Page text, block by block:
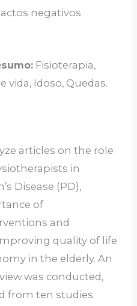
negativos
Fisioterapia,
vida, Idoso, Quedas.
articles on the role
in
Disease (PD),
of
and
quality of life
in the elderly. An
was conducted,
from ten studies